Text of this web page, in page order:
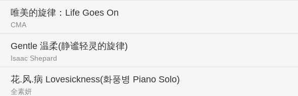
唯美的旋律：Life Goes On
CMA
Gentle 温柔(静谧轻灵的旋律)
Isaac Shepard
花.风.病 Lovesickness(화풍병 Piano Solo)
全素妍